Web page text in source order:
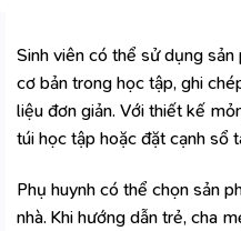
Sinh viên có thể sử dụng
cơ bản trong học tập, ghi
liệu đơn giản. Với thiết kế
túi học tập hoặc đặt cạnh sổ
Phụ huynh có thể chọn sản
nhà. Khi hướng dẫn trẻ, cha